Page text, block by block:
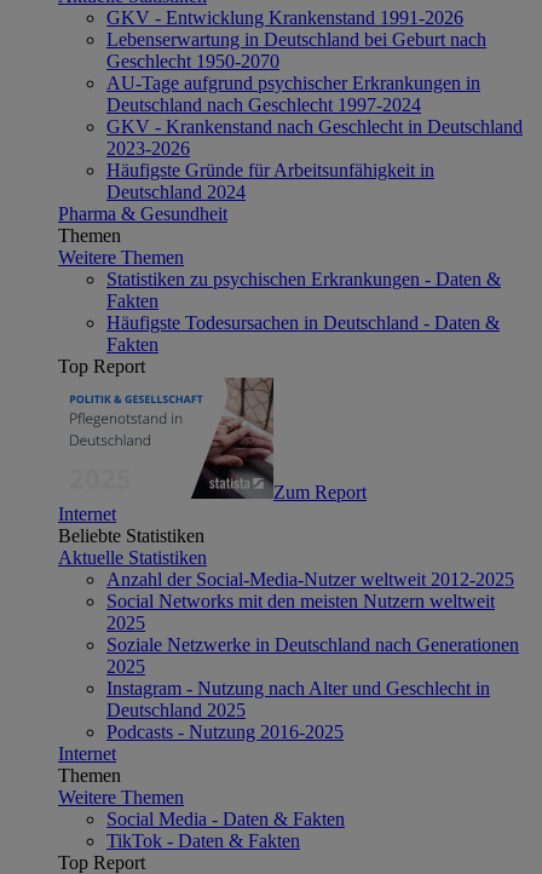
GKV - Entwicklung Krankenstand 1991-2026
Lebenserwartung in Deutschland bei Geburt nach
Geschlecht 1950-2070
AU-Tage aufgrund psychischer Erkrankungen in
Deutschland nach Geschlecht 1997-2024
GKV - Krankenstand nach Geschlecht in Deutschland
2023-2026
Häufigste Gründe für Arbeitsunfähigkeit in
Deutschland 2024
Pharma & Gesundheit
Themen
Weitere Themen
Statistiken zu psychischen Erkrankungen - Daten &
Fakten
Häufigste Todesursachen in Deutschland - Daten &
Fakten
Top Report
Zum Report
Internet
Beliebte Statistiken
Aktuelle Statistiken
Anzahl der Social-Media-Nutzer weltweit 2012-2025
Social Networks mit den meisten Nutzern weltweit
2025
Soziale Netzwerke in Deutschland nach Generationen
2025
Instagram - Nutzung nach Alter und Geschlecht in
Deutschland 2025
Podcasts - Nutzung 2016-2025
Internet
Themen
Weitere Themen
Social Media - Daten & Fakten
TikTok - Daten & Fakten
Top Report